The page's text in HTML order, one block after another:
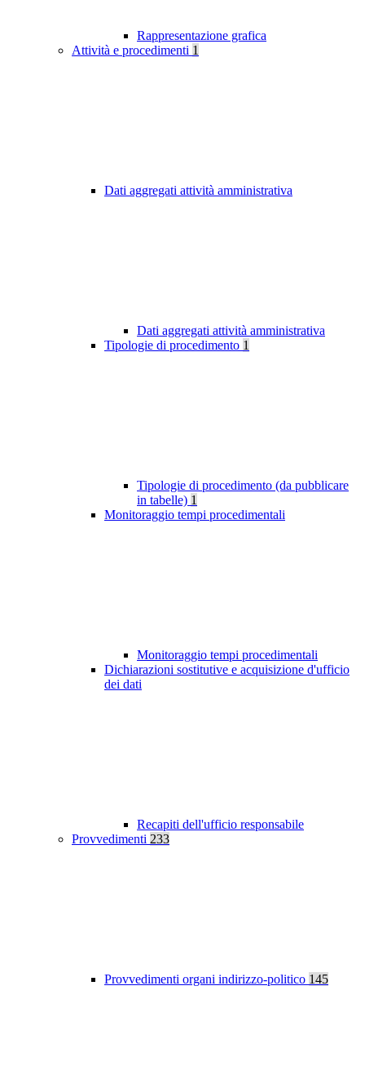
Rappresentazione grafica
Attività e procedimenti 1
Dati aggregati attività amministrativa
Dati aggregati attività amministrativa
Tipologie di procedimento 1
Tipologie di procedimento (da pubblicare
in tabelle) 1
Monitoraggio tempi procedimentali
Monitoraggio tempi procedimentali
Dichiarazioni sostitutive e acquisizione d'ufficio
dei dati
Recapiti dell'ufficio responsabile
Provvedimenti 233
Provvedimenti organi indirizzo-politico 145